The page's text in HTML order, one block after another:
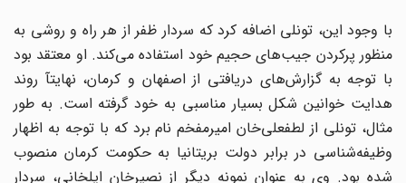
با وجود این، تونلی اضافه کرد که سردار ظفر از هر راه و روشی به
منظور پرکردن جیبهای حجیم خود استفاده میکند. او معتقد بود
با توجه به گزارشهای دریافتی از اصفهان و کرمان، نهایتآ روند
هدایت خوانین شکل بسیار مناسبی به خود گرفته است. به طور
مثال، تونلی از لطفعلیخان امیرمفخم نام برد که با توجه به اظهار
وظیفهشناسی در برابر دولت بریتانیا به حکومت کرمان منصوب
شده بود. وی به عنوان نمونه دیگر از نصیرخان ایلخانی، سردار